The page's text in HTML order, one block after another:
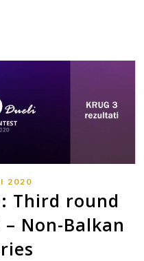
2020
Third round
– Non-Balkan